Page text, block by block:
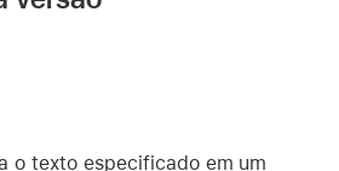
o texto especificado em um